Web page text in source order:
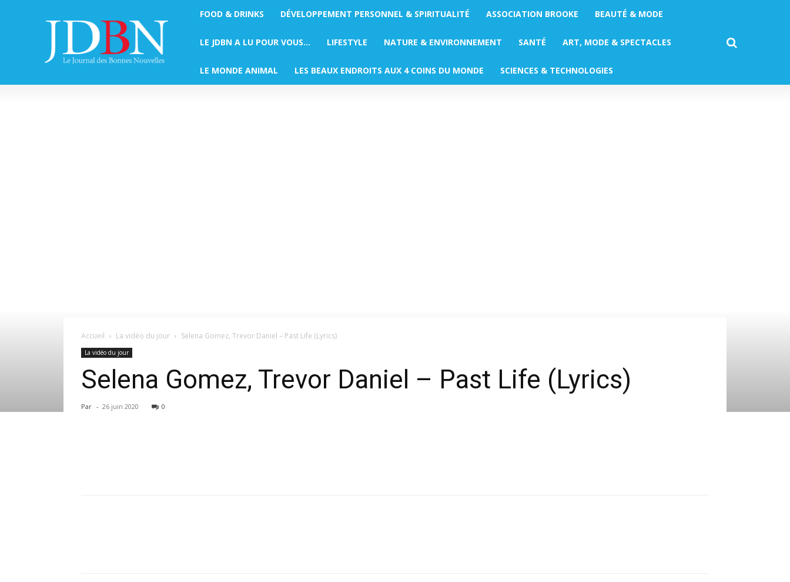
FOOD & DRINKS DÉVELOPPEMENT PERSONNEL & SPIRITUALITÉ ASSOCIATION BROOKE BEAUTÉ & MODE
LE JDBN A LU POUR VOUS… LIFESTYLE NATURE & ENVIRONNEMENT SANTÉ ART, MODE & SPECTACLES
LE MONDE ANIMAL LES BEAUX ENDROITS AUX 4 COINS DU MONDE SCIENCES & TECHNOLOGIES
Accueil La vidéo du jour Selena Gomez, Trevor Daniel – Past Life (Lyrics)
La vidéo du jour
Selena Gomez, Trevor Daniel – Past Life (Lyrics)
Par - 26 juin 2020 0